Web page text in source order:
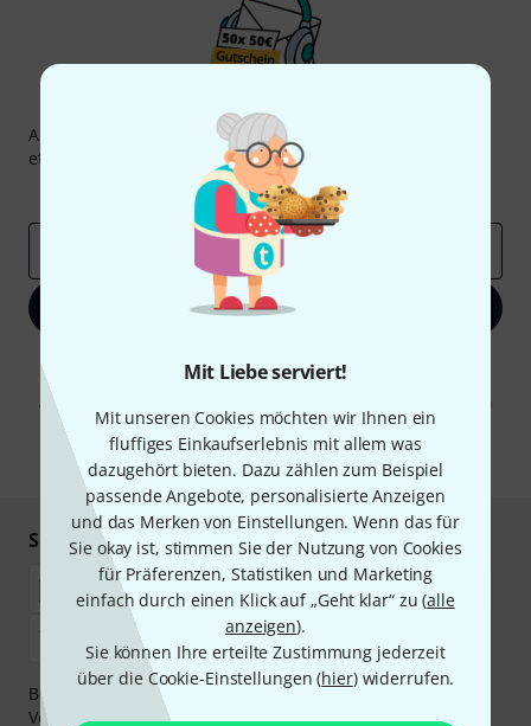
Mit Liebe serviert!
Mit unseren Cookies möchten wir Ihnen ein
fluffiges Einkaufserlebnis mit allem was
dazugehört bieten. Dazu zählen zum Beispiel
passende Angebote, personalisierte Anzeigen
und das Merken von Einstellungen. Wenn das für
Sie okay ist, stimmen Sie der Nutzung von Cookies
für Präferenzen, Statistiken und Marketing
einfach durch einen Klick auf „Geht klar“ zu (alle
anzeigen).
Sie können Ihre erteilte Zustimmung jederzeit
über die Cookie-Einstellungen (hier) widerrufen.
Thomann Newsletter
Abonniere den Thomann Newsletter und gewinne mit
etwas Glück einen von
50 Gutscheinen
Inspirierende Beiträge
Deals Thomann Insights
Jetzt anmelden
Mit Klick auf „Jetzt anmelden“ stimmen Sie dem Erhalt von E-Mail-
Werbung und einer Messung des E-Mail-Nutzungsverhaltens zu. Die
Abmeldung ist jederzeit möglich. Weitere Informationen finden Sie in
unserenDatenschutzhinweisen.
* Pflichtfeld
Sicher einkaufen & bezahlen
Bezahlen Sie vertraulich und sicher per Nachnahme,
Vorkasse, PayPal, Amazon Pay,Klarna Sofort bezahlen